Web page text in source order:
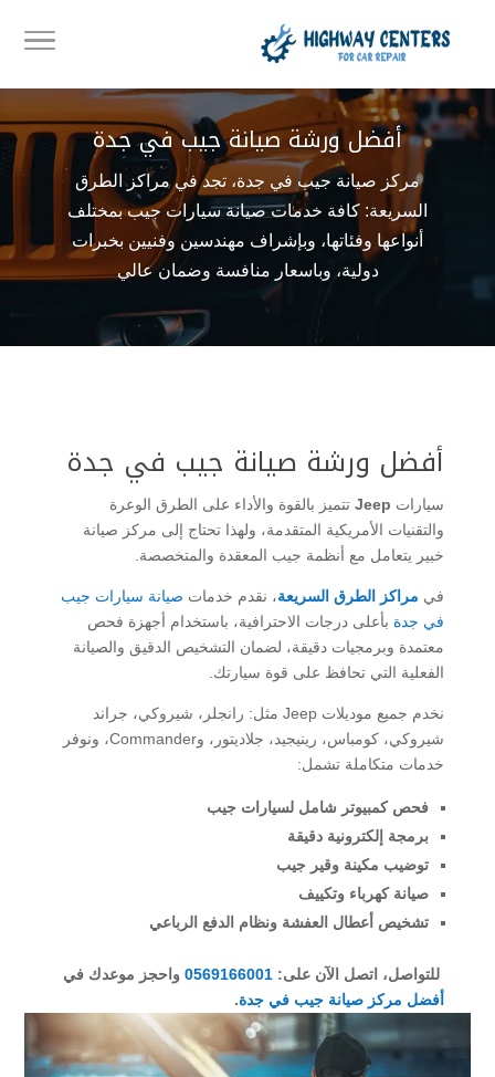
أفضل ورشة صيانة جيب في جدة
مركز صيانة جيب في جدة، تجد في مراكز الطرق
السريعة: كافة خدمات صيانة سيارات جيب بمختلف
أنواعها وفئاتها، وبإشراف مهندسين وفنيين بخبرات
دولية، وباسعار منافسة وضمان عالي
أفضل ورشة صيانة جيب في جدة
سيارات Jeep تتميز بالقوة والأداء على الطرق الوعرة
والتقنيات الأمريكية المتقدمة، ولهذا تحتاج إلى مركز صيانة
خبير يتعامل مع أنظمة جيب المعقدة والمتخصصة.
في مراكز الطرق السريعة، نقدم خدمات صيانة سيارات جيب
في جدة بأعلى درجات الاحترافية، باستخدام أجهزة فحص
معتمدة وبرمجيات دقيقة، لضمان التشخيص الدقيق والصيانة
الفعلية التي تحافظ على قوة سيارتك.
نخدم جميع موديلات Jeep مثل: رانجلر، شيروكي، جراند
شيروكي، كومباس، رينيجيد، جلاديتور، وCommander، ونوفر
خدمات متكاملة تشمل:
فحص كمبيوتر شامل لسيارات جيب
برمجة إلكترونية دقيقة
توضيب مكينة وقير جيب
صيانة كهرباء وتكييف
تشخيص أعطال العفشة ونظام الدفع الرباعي
للتواصل، اتصل الآن على:0569166001 واحجز موعدك في
أفضل مركز صيانة جيب في جدة.